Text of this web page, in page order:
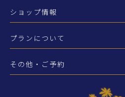
ショップ情報
プランについて
その他・ご予約